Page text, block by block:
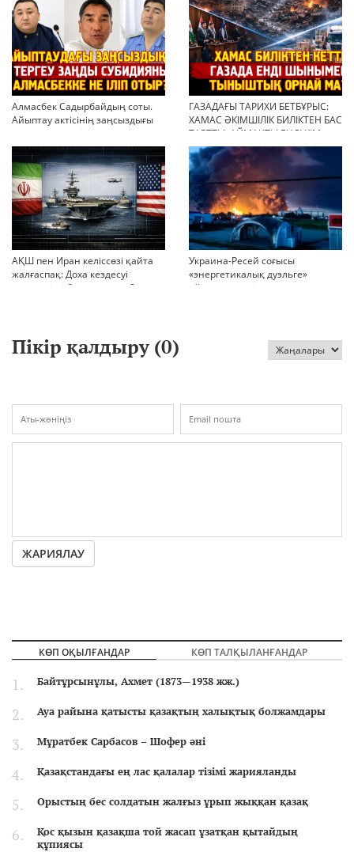
Алмасбек Садырбайдың соты.
Айыптау актісінің заңсыздығы
мен қолдан өсірілген
миллиондар
ГАЗАДАҒЫ ТАРИХИ БЕТБҰРЫС:
ХАМАС ӘКІМШІЛІК БИЛІКТЕН БАС
ТАРТТЫ. АЙМАҚТЫ ЕНДІ КІМ
БАСҚАРАДЫ?
АҚШ пен Иран келіссөзі қайта
жалғаспақ: Доха кездесуі
шиеленісті бәсеңдете ме?
Украина-Ресей соғысы
«энергетикалық дуэльге»
айналып кетті
Пікір қалдыру (0)
ЖАРИЯЛАУ
КӨП ОҚЫЛҒАНДАР КӨП ТАЛҚЫЛАНҒАНДАР
Байтұрсынұлы, Ахмет (1873—1938 жж.)
Ауа райына қатысты қазақтың халықтық болжамдары
Мұратбек Сарбасов – Шофер әні
Қазақстандағы ең лас қалалар тізімі жарияланды
Орыстың бес солдатын жалғыз ұрып жыққан қазақ
Қос қызын қазақша той жасап ұзатқан қытайдың
құпиясы